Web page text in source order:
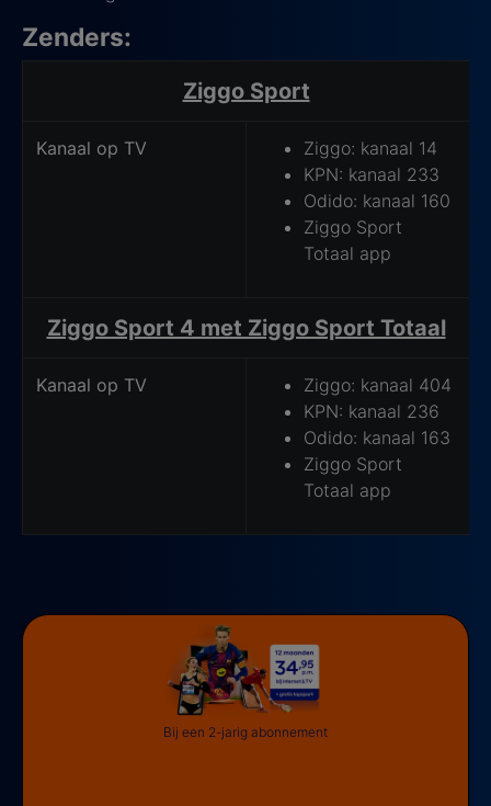
Zenders:
Ziggo Sport
Kanaal op TV
Ziggo: kanaal 14
KPN: kanaal 233
Odido: kanaal 160
Ziggo Sport
Totaal app
Ziggo Sport 4 met Ziggo Sport Totaal
Kanaal op TV
Ziggo: kanaal 404
KPN: kanaal 236
Odido: kanaal 163
Ziggo Sport
Totaal app
Bij een 2-jarig abonnement